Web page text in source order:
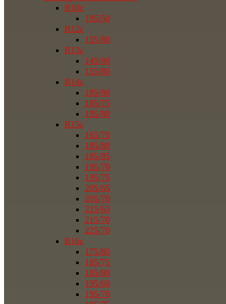
R10c
195/50
R12c
155/80
R13c
145/80
155/80
R14c
185/80
185/75
195/80
R15c
165/70
185/80
185/85
195/70
195/75
205/65
205/70
215/65
215/70
225/70
R16c
175/80
185/75
185/80
195/60
195/70